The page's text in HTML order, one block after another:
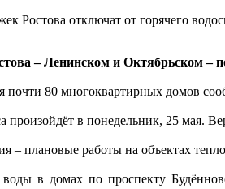
Ростова отключат от горячего
– Ленинском и Октябрьском –
почти 80 многоквартирных домов
произойдёт в понедельник, 25 мая.
– плановые работы на объектах
в домах по проспекту